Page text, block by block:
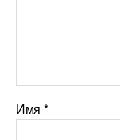
Имя *